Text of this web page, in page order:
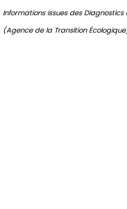
Informations issues des Diagnostics
(Agence de la Transition